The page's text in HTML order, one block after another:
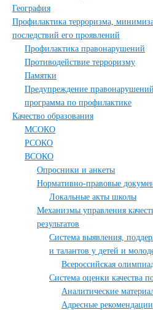
География
Профилактика терроризма,
последствий его проявлений
Профилактика правонарушений
Противодействие терроризму
Памятки
Предупреждение правонарушений
программа по профилактике
Качество образования
МСОКО
РСОКО
ВСОКО
Опросники и анкеты
Нормативно-правовые
Локальные акты школы
Механизмы управления
результатов
Система выявления,
и талантов у детей и
Всероссийская
Система оценки качества
Аналитические
Адресные рекомендации